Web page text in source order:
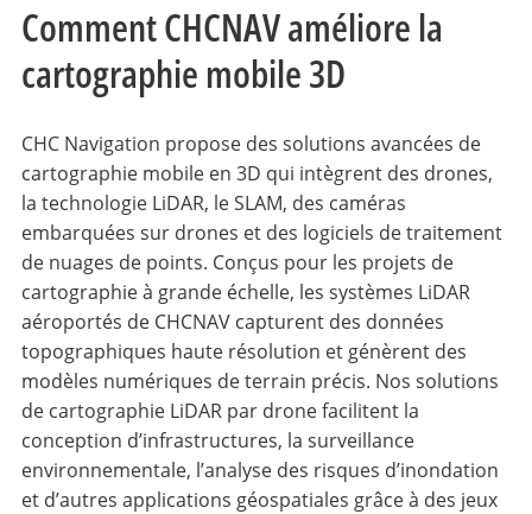
Comment CHCNAV améliore la
cartographie mobile 3D
CHC Navigation propose des solutions avancées de
cartographie mobile en 3D qui intègrent des drones,
la technologie LiDAR, le SLAM, des caméras
embarquées sur drones et des logiciels de traitement
de nuages de points. Conçus pour les projets de
cartographie à grande échelle, les systèmes LiDAR
aéroportés de CHCNAV capturent des données
topographiques haute résolution et génèrent des
modèles numériques de terrain précis. Nos solutions
de cartographie LiDAR par drone facilitent la
conception d’infrastructures, la surveillance
environnementale, l’analyse des risques d’inondation
et d’autres applications géospatiales grâce à des jeux